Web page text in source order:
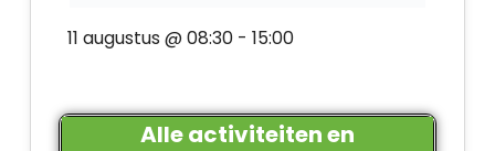
11 augustus @ 08:30- 15:00
Alle activiteiten en